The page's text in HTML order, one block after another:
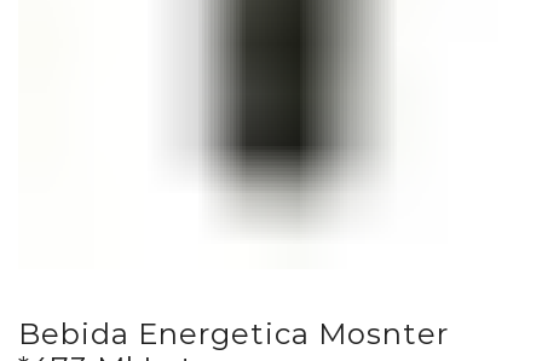
Bebida Energetica Mosnter